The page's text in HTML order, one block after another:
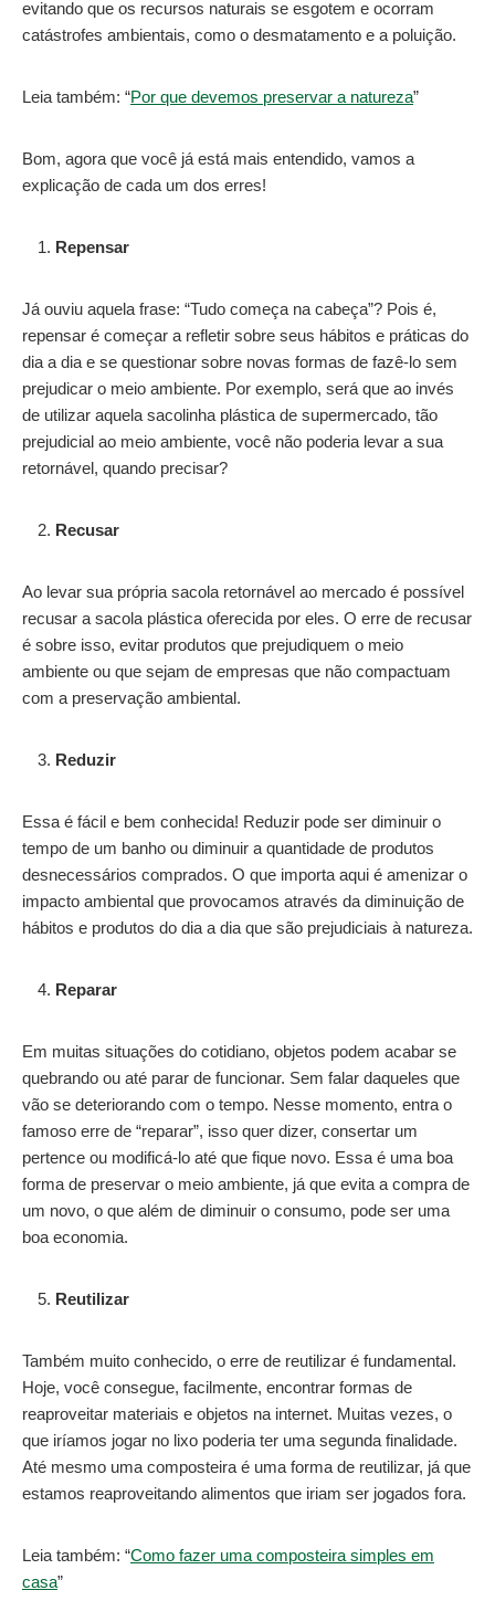
evitando que os recursos naturais se esgotem e ocorram
catástrofes ambientais, como o desmatamento e a poluição.
Leia também: “Por que devemos preservar a natureza”
Bom, agora que você já está mais entendido, vamos a
explicação de cada um dos erres!
Repensar
Já ouviu aquela frase: “Tudo começa na cabeça”? Pois é,
repensar é começar a refletir sobre seus hábitos e práticas do
dia a dia e se questionar sobre novas formas de fazê-lo sem
prejudicar o meio ambiente. Por exemplo, será que ao invés
de utilizar aquela sacolinha plástica de supermercado, tão
prejudicial ao meio ambiente, você não poderia levar a sua
retornável, quando precisar?
Recusar
Ao levar sua própria sacola retornável ao mercado é possível
recusar a sacola plástica oferecida por eles. O erre de recusar
é sobre isso, evitar produtos que prejudiquem o meio
ambiente ou que sejam de empresas que não compactuam
com a preservação ambiental.
Reduzir
Essa é fácil e bem conhecida! Reduzir pode ser diminuir o
tempo de um banho ou diminuir a quantidade de produtos
desnecessários comprados. O que importa aqui é amenizar o
impacto ambiental que provocamos através da diminuição de
hábitos e produtos do dia a dia que são prejudiciais à natureza.
Reparar
Em muitas situações do cotidiano, objetos podem acabar se
quebrando ou até parar de funcionar. Sem falar daqueles que
vão se deteriorando com o tempo. Nesse momento, entra o
famoso erre de “reparar”, isso quer dizer, consertar um
pertence ou modificá-lo até que fique novo. Essa é uma boa
forma de preservar o meio ambiente, já que evita a compra de
um novo, o que além de diminuir o consumo, pode ser uma
boa economia.
Reutilizar
Também muito conhecido, o erre de reutilizar é fundamental.
Hoje, você consegue, facilmente, encontrar formas de
reaproveitar materiais e objetos na internet. Muitas vezes, o
que iríamos jogar no lixo poderia ter uma segunda finalidade.
Até mesmo uma composteira é uma forma de reutilizar, já que
estamos reaproveitando alimentos que iriam ser jogados fora.
Leia também: “Como fazer uma composteira simples em
casa”